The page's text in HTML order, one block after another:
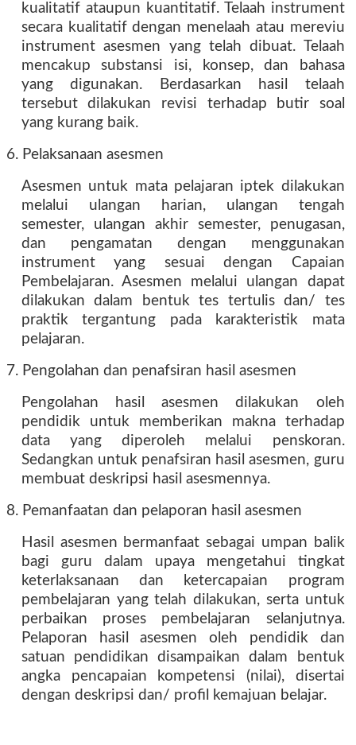
kualitatif ataupun kuantitatif. Telaah instrument
secara kualitatif dengan menelaah atau mereviu
instrument asesmen yang telah dibuat. Telaah
mencakup substansi isi, konsep, dan bahasa
yang digunakan. Berdasarkan hasil telaah
tersebut dilakukan revisi terhadap butir soal
yang kurang baik.
6. Pelaksanaan asesmen
Asesmen untuk mata pelajaran iptek dilakukan
melalui ulangan harian, ulangan tengah
semester, ulangan akhir semester, penugasan,
dan pengamatan dengan menggunakan
instrument yang sesuai dengan Capaian
Pembelajaran. Asesmen melalui ulangan dapat
dilakukan dalam bentuk tes tertulis dan/ tes
praktik tergantung pada karakteristik mata
pelajaran.
7. Pengolahan dan penafsiran hasil asesmen
Pengolahan hasil asesmen dilakukan oleh
pendidik untuk memberikan makna terhadap
data yang diperoleh melalui penskoran.
Sedangkan untuk penafsiran hasil asesmen, guru
membuat deskripsi hasil asesmennya.
8. Pemanfaatan dan pelaporan hasil asesmen
Hasil asesmen bermanfaat sebagai umpan balik
bagi guru dalam upaya mengetahui tingkat
keterlaksanaan dan ketercapaian program
pembelajaran yang telah dilakukan, serta untuk
perbaikan proses pembelajaran selanjutnya.
Pelaporan hasil asesmen oleh pendidik dan
satuan pendidikan disampaikan dalam bentuk
angka pencapaian kompetensi (nilai), disertai
dengan deskripsi dan/ profil kemajuan belajar.